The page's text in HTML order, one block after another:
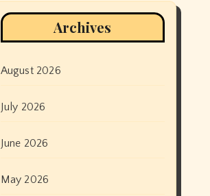
Archives
August 2026
July 2026
June 2026
May 2026